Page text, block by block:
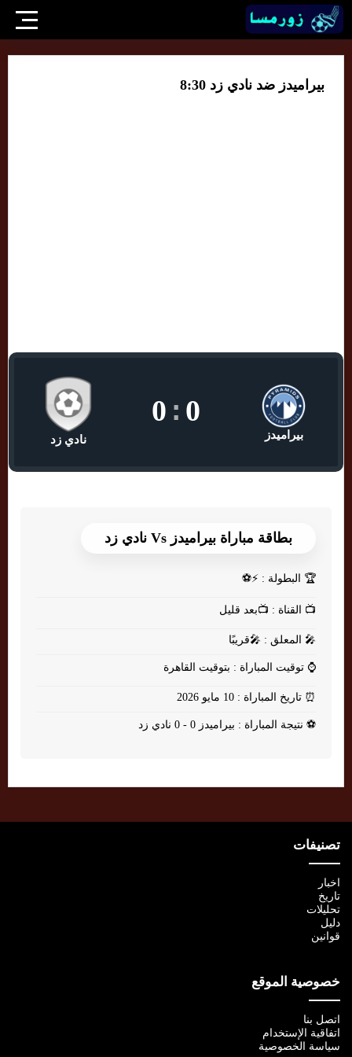
بيراميدز ضد نادي زد 8:30
بيراميدز
0
:
0
نادي زد
بطاقة مباراة بيراميدز Vs نادي زد
🏆 البطولة : ⚡⚽
📺 القناة : 📺بعد قليل
🎤 المعلق : 🎤قريبًا
⌚ توقيت المباراة : بتوقيت القاهرة
⏰ تاريخ المباراة : 10 مايو 2026
⚽ نتيجة المباراة : بيراميدز 0 - 0 نادي زد
تصنيفات
اخبار
تاريخ
تحليلات
دليل
قوانين
خصوصية الموقع
اتصل بنا
اتفاقية الإستخدام
سياسة الخصوصية